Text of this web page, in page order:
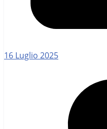
16 Luglio 2025